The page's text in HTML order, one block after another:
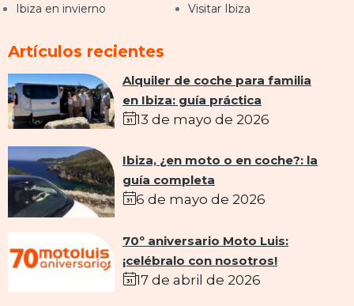
Ibiza en invierno
Visitar Ibiza
Artículos recientes
Alquiler de coche para familia
en Ibiza: guía práctica
13 de mayo de 2026
Ibiza, ¿en moto o en coche?: la
guía completa
6 de mayo de 2026
70º aniversario Moto Luis:
¡celébralo con nosotros!
17 de abril de 2026